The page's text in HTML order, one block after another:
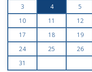
3
4 5
10
11 12
17
18 19
24
25 26
31